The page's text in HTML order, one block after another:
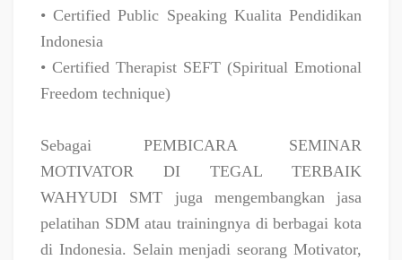
• Certified Public Speaking Kualita Pendidikan
Indonesia
• Certified Therapist SEFT (Spiritual Emotional
Freedom technique)
Sebagai PEMBICARA SEMINAR
MOTIVATOR DI TEGAL TERBAIK
WAHYUDI SMT juga mengembangkan jasa
pelatihan SDM atau trainingnya di berbagai kota
di Indonesia. Selain menjadi seorang Motivator,